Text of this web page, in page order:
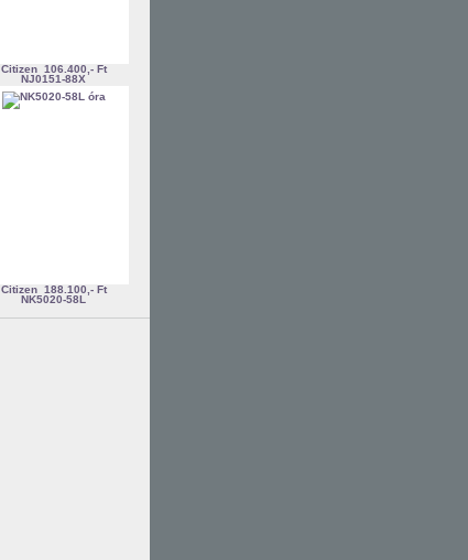
Citizen 106.400,- Ft
NJ0151-88X
Citizen 188.100,- Ft
NK5020-58L